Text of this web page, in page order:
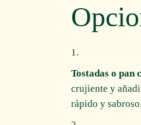
Tostadas o pan
crujiente y
rápido y sabroso.